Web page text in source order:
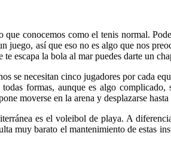
conocemos como el tenis normal.
así que eso no es algo que nos
escapa la bola al mar puedes darte un
se necesitan cinco jugadores por cada
formas, aunque es algo
moverse en la arena y desplazarse
es el voleibol de playa. A
muy barato el mantenimiento de estas